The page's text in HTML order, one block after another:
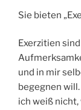
Sie bieten
Exerzitien
und in mir
begegnen
ich weiß nicht,